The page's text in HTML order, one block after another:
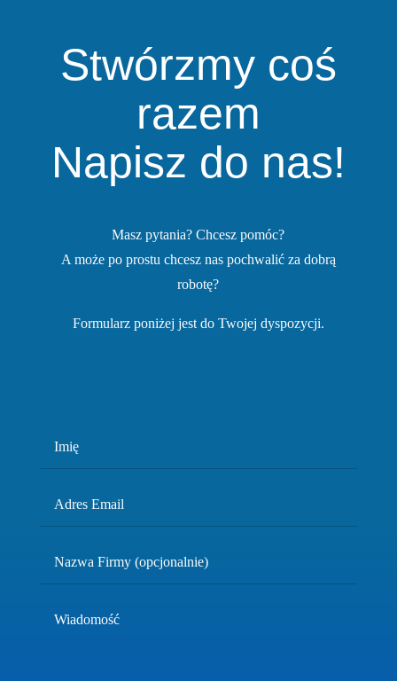
Stwórzmy coś
razem
Napisz do nas!
Masz pytania? Chcesz pomóc?
A może po prostu chcesz nas pochwalić za dobrą
robotę?
Formularz poniżej jest do Twojej dyspozycji.